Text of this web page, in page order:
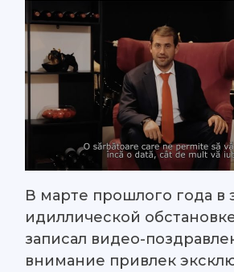
В марте прошлого года в
идиллической
записал видео-
внимание привлек